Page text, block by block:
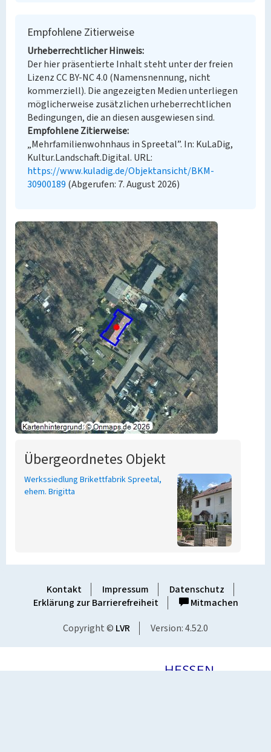
Empfohlene Zitierweise
Urheberrechtlicher Hinweis
Der hier präsentierte Inhalt steht unter der freien
Lizenz CC BY-NC 4.0 (Namensnennung, nicht
kommerziell). Die angezeigten Medien unterliegen
möglicherweise zusätzlichen urheberrechtlichen
Bedingungen, die an diesen ausgewiesen sind.
Empfohlene Zitierweise
„Mehrfamilienwohnhaus in Spreetal”. In: KuLaDig,
Kultur.Landschaft.Digital. URL:
https://www.kuladig.de/Objektansicht/BKM-
30900189 (Abgerufen: 7. August 2026)
Übergeordnetes Objekt
Werkssiedlung Brikettfabrik Spreetal,
ehem. Brigitta
Kontakt Impressum
Datenschutz
Erklärung zur Barrierefreiheit
Mitmachen
Copyright © LVR Version: 4.52.0